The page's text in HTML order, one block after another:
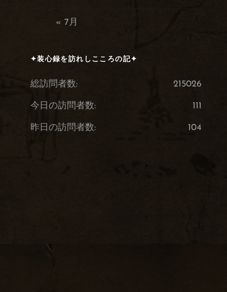
« 7月
✦装心録を訪れしこころの記✦
215026
総訪問者数:
111
今日の訪問者数:
104
昨日の訪問者数: